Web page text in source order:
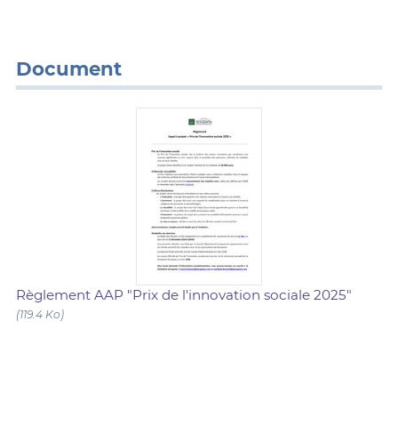
Document
Règlement AAP "Prix de l'innovation sociale 2025"
(119.4 Ko)